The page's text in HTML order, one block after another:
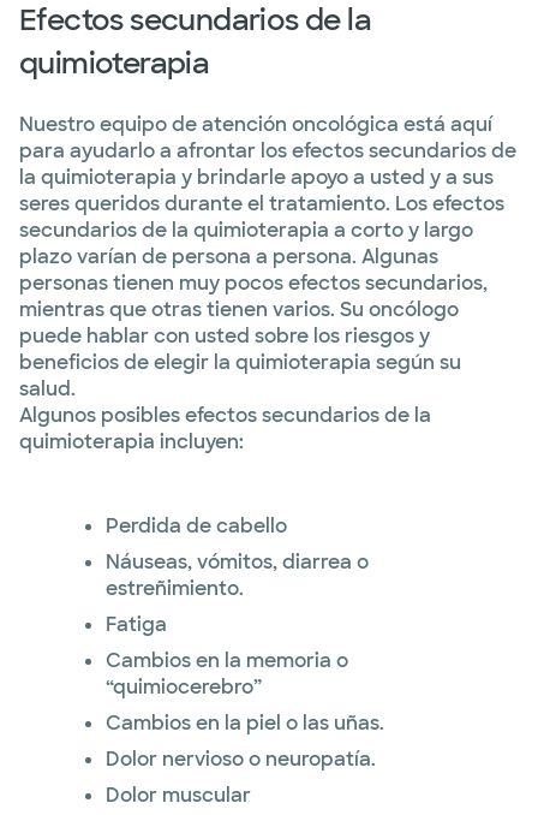
Efectos secundarios de la
quimioterapia
Nuestro equipo de atención oncológica está aquí
para ayudarlo a afrontar los efectos secundarios de
la quimioterapia y brindarle apoyo a usted y a sus
seres queridos durante el tratamiento. Los efectos
secundarios de la quimioterapia a corto y largo
plazo varían de persona a persona. Algunas
personas tienen muy pocos efectos secundarios,
mientras que otras tienen varios. Su oncólogo
puede hablar con usted sobre los riesgos y
beneficios de elegir la quimioterapia según su
salud.
Algunos posibles efectos secundarios de la
quimioterapia incluyen:
Perdida de cabello
Náuseas, vómitos, diarrea o
estreñimiento.
Fatiga
Cambios en la memoria o
“quimiocerebro”
Cambios en la piel o las uñas.
Dolor nervioso o neuropatía.
Dolor muscular